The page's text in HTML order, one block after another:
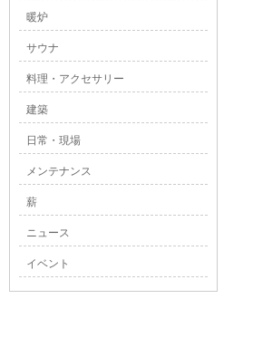
暖炉
サウナ
料理・アクセサリー
建築
日常・現場
メンテナンス
薪
ニュース
イベント